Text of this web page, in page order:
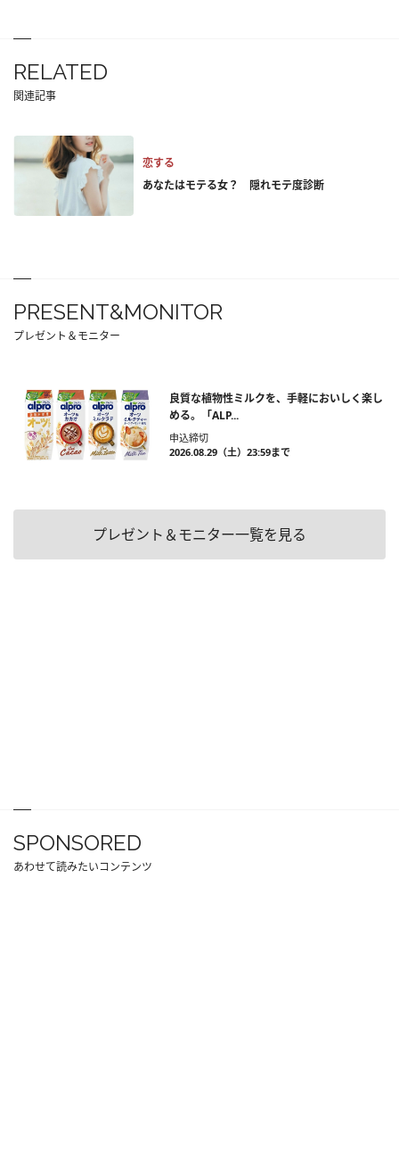
RELATED
関連記事
恋する
あなたはモテる女？ 隠れモテ度診断
PRESENT&MONITOR
プレゼント＆モニター
良質な植物性ミルクを、手軽においしく楽し
める。「ALP...
申込締切
2026.08.29（土）23:59まで
プレゼント＆モニター一覧を見る
SPONSORED
あわせて読みたいコンテンツ